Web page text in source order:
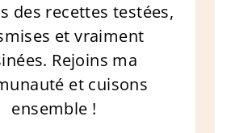
des recettes testées,
et vraiment
Rejoins ma
et cuisons
ensemble !